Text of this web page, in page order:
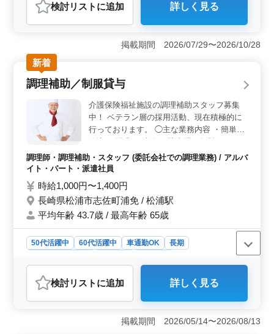
おすすめポイント
＜アクセスの良さ＞ 大阪市東淀川区の病院での募集で
す。 マイカー通勤も可能で無料駐車場が完備と、通勤
の利便性が高い点が魅力です。 ＜働き方の多様性
＞ 正社員からパートまで多彩な雇用形態を提供してい
るため、ライフスタイルに合わせた働き方も選べま
す。 ＜シニア層も積極採用＞ 50代、60代の採用実
績があり、ベテラン層の経験やスキルを重宝している職
場です。シニア層でも安心して長期で働ける環境が整っ
ています。
検討リスト に追加 詳しく見る
掲載期間 2026/07/29〜2026/10/28
新着
調理補助／制服貸与
介護保険福祉施設の調理補助スタッフ募集
中！ ベテラン層の採用活動、現在積極的に
行っております。 ◯主な業務内容 ・簡単な
仕込 ・配膳 ・洗浄 ＊駐車場：無料 ＊ユニ
フォーム：貸与 勤務時間応相談です。 ライ
フスタイルに合った働き方も可能です！
調理師・調理補助・スタッフ (委託会社での調理業務) / アルバ
イト・パート・派遣社員
時給1,000円〜1,400円
長崎県松浦市志佐町浦免 / 松浦駅
平均年齢 43.7歳 / 最高年齢 65歳
50代活躍中 60代活躍中 車通勤OK
長期
調理師・調理補助・スタッフ
おすすめポイント
＜ベテラン層が活躍できる環境＞ 中高年のベテラン層
が活躍している職場で、これまでの調理経験を活かして
働ける環境です。介護保険福祉施設での調理補助業務
検討リスト に追加 詳しく見る
掲載期間 2026/05/14〜2026/08/13